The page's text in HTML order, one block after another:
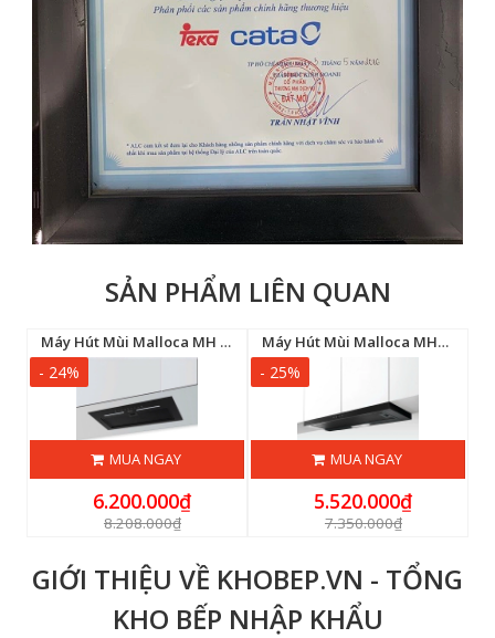
SẢN PHẨM LIÊN QUAN
Máy Hút Mùi Malloca MH 600GT
- 24%
MUA NGAY
6.200.000₫
8.208.000₫
Máy Hút Mùi Malloca MH800TC
- 25%
MUA NGAY
5.520.000₫
7.350.000₫
GIỚI THIỆU VỀ KHOBEP.VN - TỔNG
KHO BẾP NHẬP KHẨU